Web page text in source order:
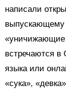
написали
выпускающему
встречаются в
языка или
«сука»,